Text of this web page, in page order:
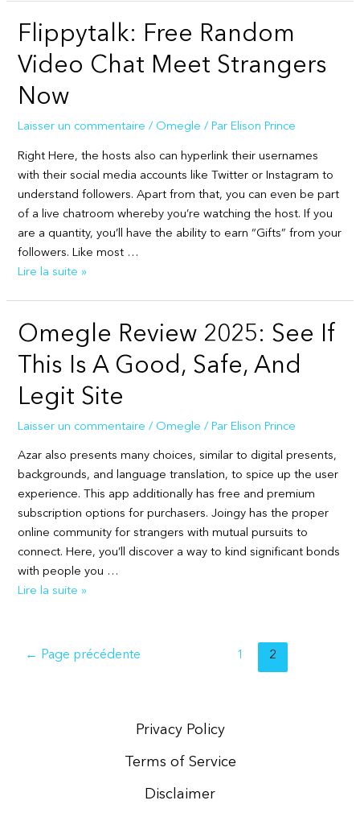
De
On
One
Chat
Die
Videochat
2025
Flippytalk: Free Random
Video Chat Meet Strangers
Now
Laisser un commentaire / Omegle / ParElison Prince
Right Here, the hosts also can hyperlink their usernames
with their social media accounts like Twitter or Instagram to
understand followers. Apart from that, you can even be part
of a live chatroom whereby you’re watching the host. If you
are a quantity, you’ll have the ability to earn “Gifts” from your
followers. Like most …
Flippytalk:
Video
Meet
Strangers
Now
Lire la suite »
Omegle Review 2025: See If
This Is A Good, Safe, And
Legit Site
Laisser un commentaire / Omegle / Par Elison Prince
Azar also presents many choices, similar to digital presents,
backgrounds, and language translation, to spice up the user
experience. This app additionally has free and premium
subscription options for purchasers. Joingy has the proper
online community for strangers with mutual pursuits to
connect. Here, you’ll discover a way to kind significant bonds
with people you …
Omegle
Lire la suite »
Pagination
← Page précédente 1 2
Privacy Policy
Terms of Service
Disclaimer